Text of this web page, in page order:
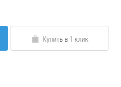
Купить в 1 клик